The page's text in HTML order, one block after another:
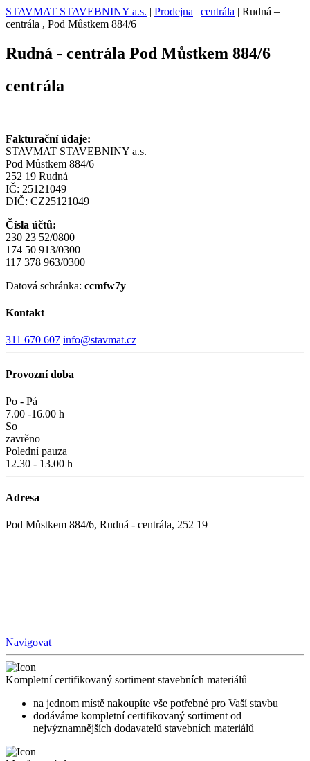
STAVMAT STAVEBNINY a.s. | Prodejna | centrála | Rudná –
centrála , Pod Můstkem 884/6
Rudná - centrála Pod Můstkem 884/6
centrála
Fakturační údaje:
STAVMAT STAVEBNINY a.s.
Pod Můstkem 884/6
252 19 Rudná
IČ: 25121049
DIČ: CZ25121049
Čísla účtů:
230 23 52/0800
174 50 913/0300
117 378 963/0300
Datová schránka: ccmfw7y
Kontakt
311 670 607 info@stavmat.cz
Provozní doba
Po - Pá
7.00 -16.00 h
So
zavrěno
Polední pauza
12.30 - 13.00 h
Adresa
Pod Můstkem 884/6, Rudná - centrála, 252 19
Navigovat
Kompletní certifikovaný sortiment stavebních materiálů
na jednom místě nakoupíte vše potřebné pro Vaší stavbu
dodáváme kompletní certifikovaný sortiment od
nejvýznamnějších dodavatelů stavebních materiálů